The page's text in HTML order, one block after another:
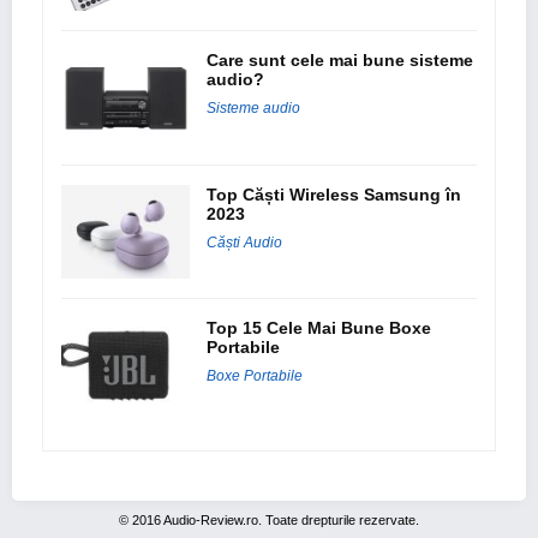
Care sunt cele mai bune sisteme
audio?
Sisteme audio
Top Căști Wireless Samsung în
2023
Căști Audio
Top 15 Cele Mai Bune Boxe
Portabile
Boxe Portabile
© 2016 Audio-Review.ro. Toate drepturile rezervate.